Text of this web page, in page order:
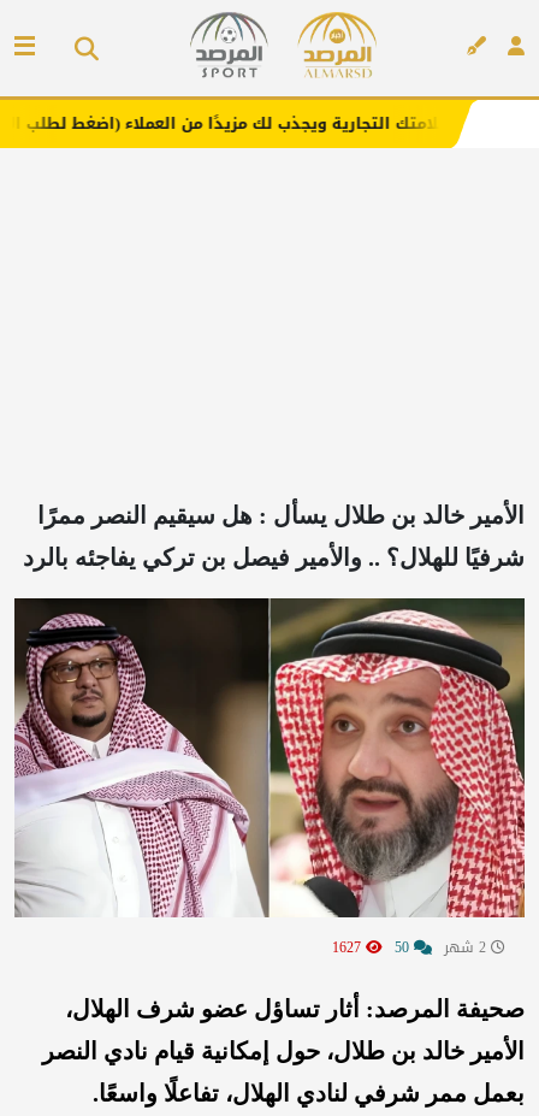
التجارية ويجذب لك مزيدًا من العملاء (اضغط لطلب الإعلان)
الأمير خالد بن طلال يسأل : هل سيقيم النصر ممرًا
شرفيًا للهلال؟ .. والأمير فيصل بن تركي يفاجئه بالرد
صحيفة المرصد: أثار تساؤل عضو شرف الهلال،
الأمير خالد بن طلال، حول إمكانية قيام نادي النصر
بعمل ممر شرفي لنادي الهلال، تفاعلًا واسعًا.